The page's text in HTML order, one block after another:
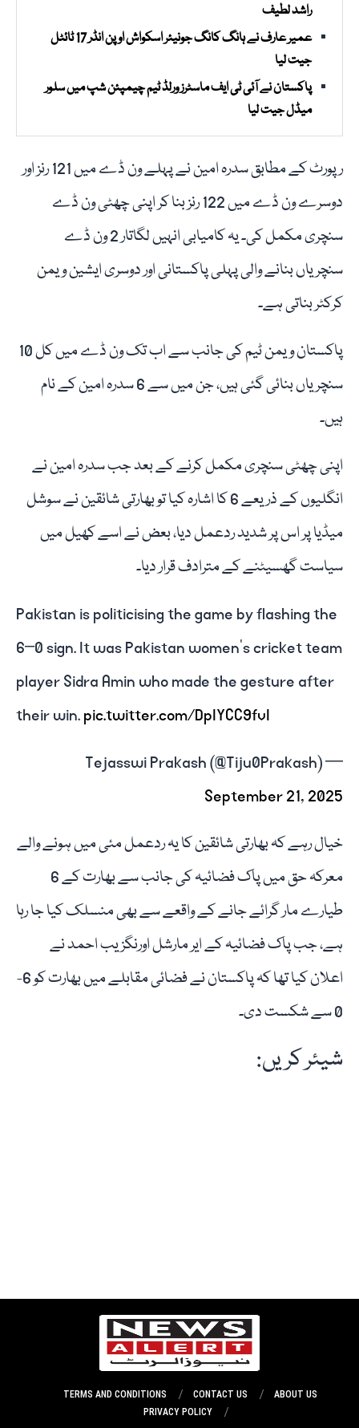
راشد لطیف
عمیر عارف نے ہانگ کانگ جونیئر اسکواش اوپن انڈر 17 ٹائٹل
جیت لیا
پاکستان نے آئی ٹی ایف ماسٹرز ورلڈ ٹیم چیمپئن شپ میں سلور
میڈل جیت لیا
رپورٹ کے مطابق سدرہ امین نے پہلے ون ڈے میں 121 رنز اور
دوسرے ون ڈے میں 122 رنز بنا کر اپنی چھٹی ون ڈے
سنچری مکمل کی۔ یہ کامیابی انہیں لگاتار 2 ون ڈے
سنچریاں بنانے والی پہلی پاکستانی اور دوسری ایشین ویمن
کرکٹر بناتی ہے۔
پاکستان ویمن ٹیم کی جانب سے اب تک ون ڈے میں کل 10
سنچریاں بنائی گئی ہیں، جن میں سے 6 سدرہ امین کے نام
ہیں۔
اپنی چھٹی سنچری مکمل کرنے کے بعد جب سدرہ امین نے
انگلیوں کے ذریعے 6 کا اشارہ کیا تو بھارتی شائقین نے سوشل
میڈیا پر اس پر شدید ردعمل دیا، بعض نے اسے کھیل میں
سیاست گھسیٹنے کے مترادف قرار دیا۔
Pakistan is politicising the game by flashing the
6–0 sign. It was Pakistan women’s cricket team
player Sidra Amin who made the gesture after
their win.pic.twitter.com/DpIYCC9fvI
— Tejasswi Prakash (@Tiju0Prakash)
September 21, 2025
خیال رہے کہ بھارتی شائقین کا یہ ردعمل مئی میں ہونے والے
معرکہ حق میں پاک فضائیہ کی جانب سے بھارت کے 6
طیارے مار گرائے جانے کے واقعے سے بھی منسلک کیا جا رہا
ہے، جب پاک فضائیہ کے ایر مارشل اورنگزیب احمد نے
اعلان کیا تھا کہ پاکستان نے فضائی مقابلے میں بھارت کو 6-
0 سے شکست دی۔
شیئر کریں:
ABOUT US
CONTACT US
TERMS AND CONDITIONS
PRIVACY POLICY